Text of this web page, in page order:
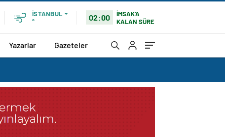
İSTANBUL
°
02:00
İMSAK'A
KALAN SÜRE
Yazarlar Gazeteler